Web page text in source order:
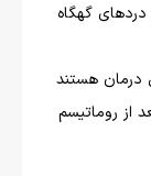
دردهای گهگاه
درمان هستند
از روماتیسم